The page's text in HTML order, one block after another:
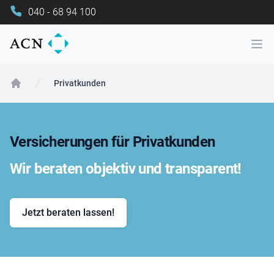
040 - 68 94 100
Privatkunden
Versicherungen für Privatkunden
Wir beraten objektiv und transparent!
Jetzt beraten lassen!